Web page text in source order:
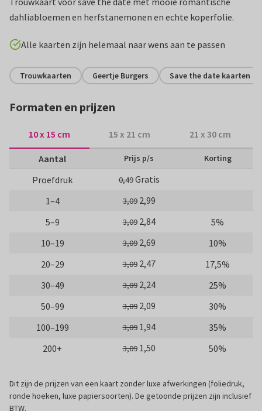
dahliabloemen en herfstanemonen en echte koperfolie.
Alle kaarten zijn helemaal naar wens aan te passen
Trouwkaarten Geertje Burgers Save the date kaarten
Formaten en prijzen
10 x 15 cm 15 x 21 cm 21 x 30 cm
Aantal Prijs p/s Korting
Proefdruk 0,49Gratis
1–4
3,09 2,99
5–9
3,09 2,84
5%
10–19
3,09 2,69
10%
20–29
3,09 2,47
17,5%
30–49
3,09 2,24
25%
50–99
3,09 2,09
30%
100–199
3,09 1,94
35%
200+
3,09 1,50 50%
Dit zijn de prijzen van een kaart zonder luxe afwerkingen (foliedruk,
ronde hoeken, luxe papiersoorten). De getoonde prijzen zijn inclusief
BTW.